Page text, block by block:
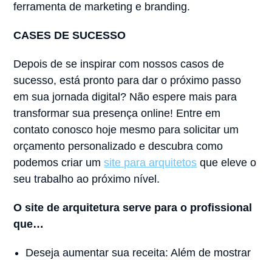
ferramenta de marketing e branding.
CASES DE SUCESSO
Depois de se inspirar com nossos casos de
sucesso, está pronto para dar o próximo passo
em sua jornada digital? Não espere mais para
transformar sua presença online! Entre em
contato conosco hoje mesmo para solicitar um
orçamento personalizado e descubra como
podemos criar umsite para arquitetos que eleve o
seu trabalho ao próximo nível.
O site de arquitetura serve para o profissional
que…
Deseja aumentar sua receita: Além de mostrar